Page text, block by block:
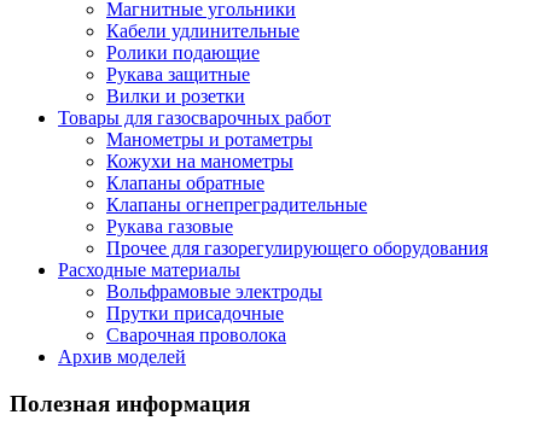
Магнитные угольники
Кабели удлинительные
Ролики подающие
Рукава защитные
Вилки и розетки
Товары для газосварочных работ
Манометры и ротаметры
Кожухи на манометры
Клапаны обратные
Клапаны огнепреградительные
Рукава газовые
Прочее для газорегулирующего оборудования
Расходные материалы
Вольфрамовые электроды
Прутки присадочные
Сварочная проволока
Архив моделей
Полезная информация